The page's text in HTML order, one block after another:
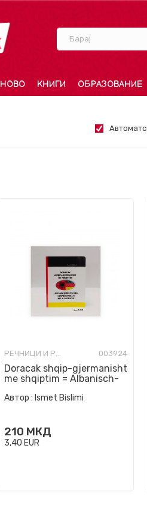
Барај
НОВО КНИГИ ОБРАЗОВАНИЕ
РЕЧНИЦИ И РАЗГОВОРНИЦИ 003924
Doracak shqip-gjermanisht
me shqiptim = Albanisch-
mit...
Автор : Ismet Bislimi
210 МКД
3,40 EUR